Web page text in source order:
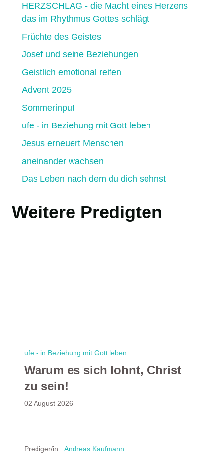
HERZSCHLAG - die Macht eines Herzens
das im Rhythmus Gottes schlägt
Früchte des Geistes
Josef und seine Beziehungen
Geistlich emotional reifen
Advent 2025
Sommerinput
ufe - in Beziehung mit Gott leben
Jesus erneuert Menschen
aneinander wachsen
Das Leben nach dem du dich sehnst
Weitere Predigten
ufe - in Beziehung mit Gott leben
Warum es sich lohnt, Christ
zu sein!
02 August 2026
Prediger/in : Andreas Kaufmann